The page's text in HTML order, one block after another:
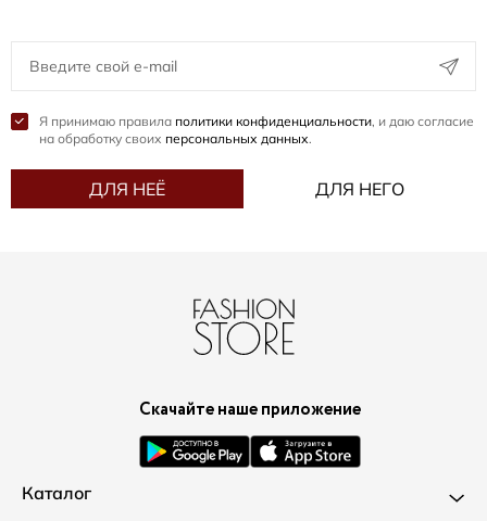
Я принимаю правила политики конфиденциальности, и даю согласие
на обработку своих персональных данных.
ДЛЯ НЕЁ ДЛЯ НЕГО
Скачайте наше приложение
Каталог